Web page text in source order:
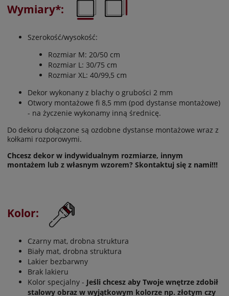
Wymiary*:
Szerokość/wysokość:
Rozmiar M: 20/50 cm
Rozmiar L: 30/75 cm
Rozmiar XL: 40/99,5 cm
Dekor wykonany z blachy o grubości 2 mm
Otwory montażowe fi 8,5 mm (pod dystanse montażowe)
- na życzenie wykonamy inną średnicę.
Do dekoru dołączone są ozdobne dystanse montażowe wraz z
kołkami rozporowymi.
Chcesz dekor w indywidualnym rozmiarze, innym
montażem lub z własnym wzorem? Skontaktuj się z nami!!!
Kolor:
Czarny mat, drobna struktura
Biały mat, drobna struktura
Lakier bezbarwny
Brak lakieru
Kolor specjalny - Jeśli chcesz aby Twoje wnętrze zdobił
stalowy obraz w wyjątkowym kolorze np. złotym czy